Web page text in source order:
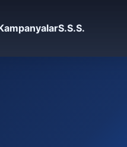
S.S.S.